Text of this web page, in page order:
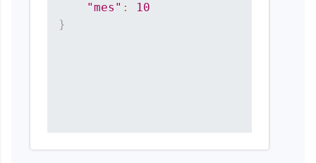
"mes" :
10
}